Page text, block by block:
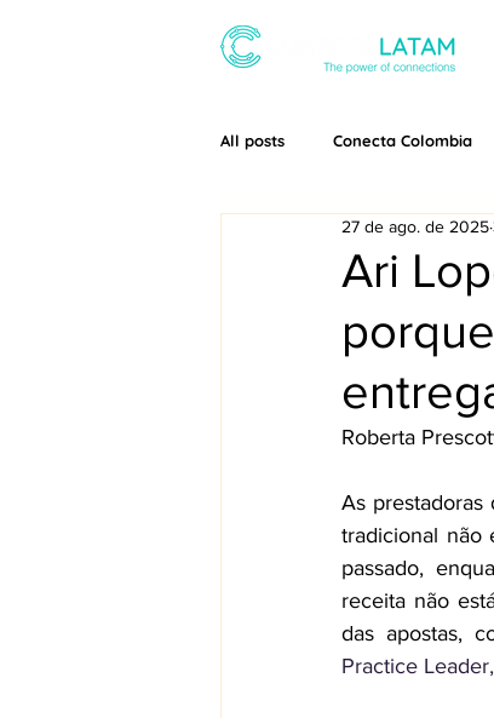
All posts Conecta Colombia
Ari
27 de ago. de 2025
Roberta
As
tradicional não
passado,
receita não
Practice